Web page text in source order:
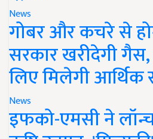
News
गोबर और कचरे से
सरकार खरीदेगी
लिए मिलेगी आर्थिक
News
इफको-एमसी ने